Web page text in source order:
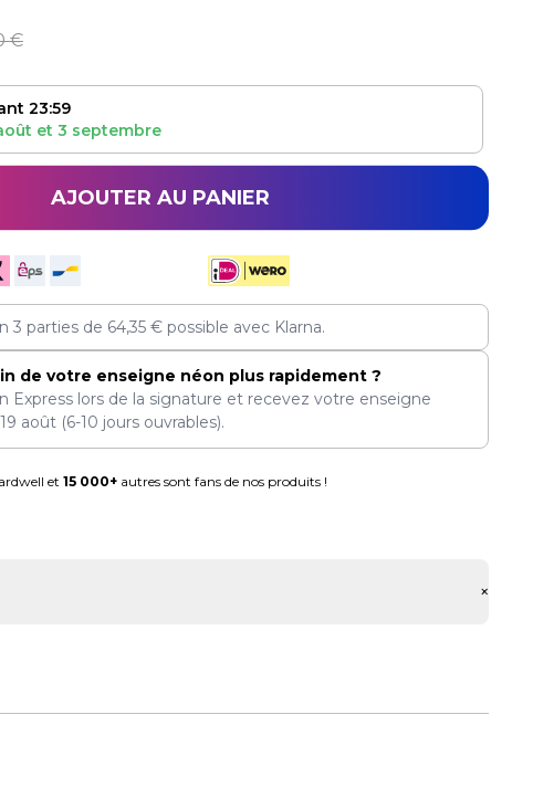
€
23:59
et 3 septembre
AJOUTER AU PANIER
3 parties de 64,35€ possible avec Klarna.
de votre enseigne néon plus rapidement ?
Express lors de la signature et recevez votre enseigne
19 août(6-10 jours ouvrables).
et 15 000+autres sont fans de nos produits !
+